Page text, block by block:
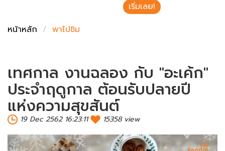
เริ่มเลย!
หน้าหลัก
พาไปชิม
เทศกาล​ งานฉลอง​ กับ​ ''อะเค้ก''
ประจำฤดูกาล​ ต้อนรับปลายปี
แห่งความสุขสันต์
19 Dec 2562 16:23:11 15358 view